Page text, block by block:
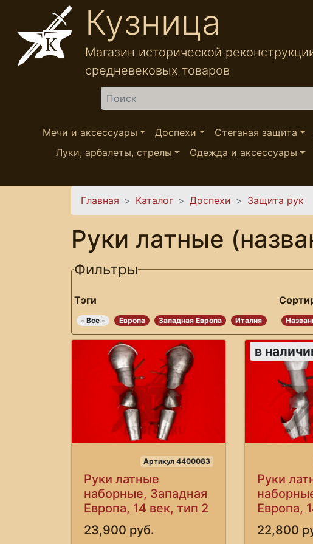
Перейти к основному содержанию
Кузница
Магазин исторической
средневековых товаров
Найти
Мечи и аксессуары Доспехи Стеганая защита
Луки, арбалеты, стрелы
Одежда и аксессуары
Вы здесь
Главная Каталог Доспехи Защита рук
Руки латные
Фильтры
Тэги
- Все - Европа Западная Европа Италия
Артикул 4400083
Руки латные
наборные, Западная
Европа, 14 век, тип 2
23,900 руб.
в
Руки
Европа,
22,800